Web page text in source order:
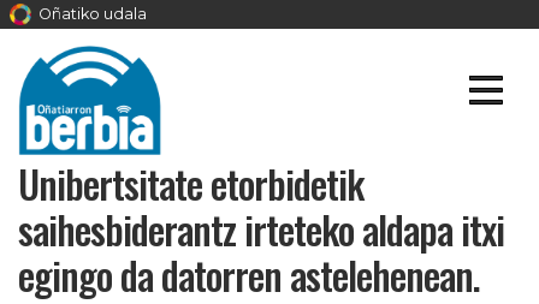
Oñatiko udala
Unibertsitate etorbidetik
saihesbiderantz irteteko aldapa itxi
egingo da datorren astelehenean.